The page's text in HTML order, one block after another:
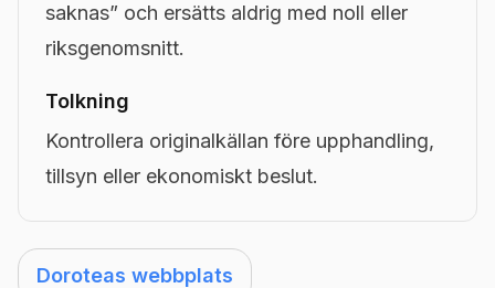
saknas” och ersätts aldrig med noll eller
riksgenomsnitt.
Tolkning
Kontrollera originalkällan före upphandling,
tillsyn eller ekonomiskt beslut.
Doroteas webbplats